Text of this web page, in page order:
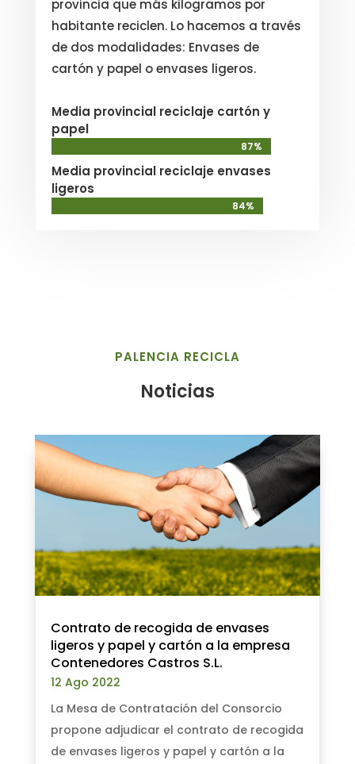
provincia que más kilogramos por
habitante reciclen. Lo hacemos a través
de dos modalidades: Envases de
cartón y papel o envases ligeros.
Media provincial reciclaje cartón y
papel
87%
87%
Media provincial reciclaje envases
ligeros
84%
84%
PALENCIA RECICLA
Noticias
Contrato de recogida de envases
ligeros y papel y cartón a la empresa
Contenedores Castros S.L.
12 Ago 2022
La Mesa de Contratación del Consorcio
propone adjudicar el contrato de recogida
de envases ligeros y papel y cartón a la